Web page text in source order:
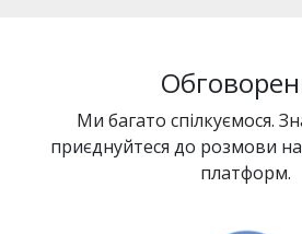
Ми багато спілкуємося.
приєднуйтеся до розмови на
платформ.